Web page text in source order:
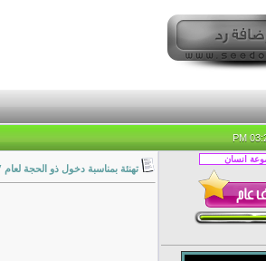
تهنئة بمناسبة دخول ذو الحجة لعام 1447